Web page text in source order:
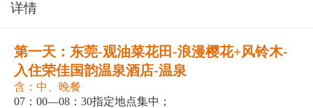
详情
第一天：东莞-观油菜花田-浪漫樱花+风铃木-
入住荣佳国韵温泉酒店-温泉
含：中、晚餐
07：00—08：30指定地点集中；